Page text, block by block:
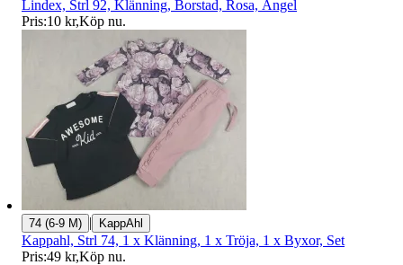
Lindex, Strl 92, Klänning, Borstad, Rosa, Ängel
Pris:10 kr,Köp nu.
74 (6-9 M) | KappAhl
Kappahl, Strl 74, 1 x Klänning, 1 x Tröja, 1 x Byxor, Set
Pris:49 kr,Köp nu.